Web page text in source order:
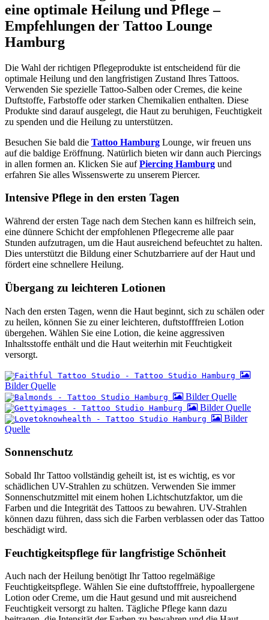
eine optimale Heilung und Pflege –
Empfehlungen der Tattoo Lounge
Hamburg
Die Wahl der richtigen Pflegeprodukte ist entscheidend für die
optimale Heilung und den langfristigen Zustand Ihres Tattoos.
Verwenden Sie spezielle Tattoo-Salben oder Cremes, die keine
Duftstoffe, Farbstoffe oder starken Chemikalien enthalten. Diese
Produkte sind darauf ausgelegt, die Haut zu beruhigen, Feuchtigkeit
zu spenden und die Heilung zu unterstützen.
Besuchen Sie bald die Tattoo Hamburg Lounge, wir freuen uns
auf die baldige Eröffnung. Natürlich bieten wir dann auch Piercings
in allen formen an. Klicken Sie auf Piercing Hamburg und
erfahren Sie alles Wissenswerte zu unserem Piercer.
Intensive Pflege in den ersten Tagen
Während der ersten Tage nach dem Stechen kann es hilfreich sein,
eine dünnere Schicht der empfohlenen Pflegecreme alle paar
Stunden aufzutragen, um die Haut ausreichend befeuchtet zu halten.
Dies unterstützt die Bildung einer Schutzbarriere auf der Haut und
fördert eine schnellere Heilung.
Übergang zu leichteren Lotionen
Nach den ersten Tagen, wenn die Haut beginnt, sich zu schälen oder
zu heilen, können Sie zu einer leichteren, duftstofffreien Lotion
übergehen. Wählen Sie eine Lotion, die keine aggressiven
Inhaltsstoffe enthält und die Haut weiterhin mit Feuchtigkeit
versorgt.
Bilder Quelle
Bilder Quelle
Bilder Quelle
Bilder
Quelle
Sonnenschutz
Sobald Ihr Tattoo vollständig geheilt ist, ist es wichtig, es vor
schädlichen UV-Strahlen zu schützen. Verwenden Sie immer
Sonnenschutzmittel mit einem hohen Lichtschutzfaktor, um die
Farben und die Integrität des Tattoos zu bewahren. UV-Strahlen
können dazu führen, dass sich die Farben verblassen oder das Tattoo
beschädigt wird.
Feuchtigkeitspflege für langfristige Schönheit
Auch nach der Heilung benötigt Ihr Tattoo regelmäßige
Feuchtigkeitspflege. Wählen Sie eine duftstofffreie, hypoallergene
Lotion oder Creme, um die Haut gesund und mit ausreichend
Feuchtigkeit versorgt zu halten. Tägliche Pflege kann dazu